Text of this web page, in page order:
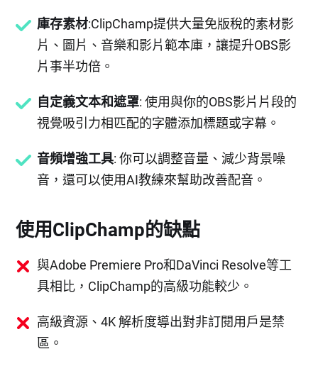
庫存素材:ClipChamp提供大量免版稅的素材影
片、圖片、音樂和影片範本庫，讓提升OBS影
片事半功倍。
自定義文本和遮罩: 使用與你的OBS影片片段的
視覺吸引力相匹配的字體添加標題或字幕。
音頻增強工具: 你可以調整音量、減少背景噪
音，還可以使用AI教練來幫助改善配音。
使用ClipChamp的缺點
與Adobe Premiere Pro和DaVinci Resolve等工
具相比，ClipChamp的高級功能較少。
高級資源、4K 解析度導出對非訂閱用戶是禁
區。